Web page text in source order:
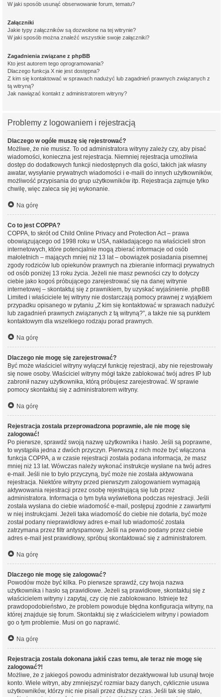
W jaki sposób usunąć obserwowanie forum, tematu?
Załączniki
Jakie typy załączników są dozwolone na tej witrynie?
W jaki sposób można znaleźć wszystkie swoje załączniki?
Zagadnienia związane z phpBB
Kto jest autorem tego oprogramowania?
Dlaczego funkcja X nie jest dostępna?
Z kim się kontaktować w sprawach nadużyć lub zagadnień prawnych związanych z
tą witryną?
Jak nawiązać kontakt z administratorem witryny?
Problemy z logowaniem i rejestracją
Dlaczego w ogóle muszę się rejestrować?
Możliwe, że nie musisz. To od administratora witryny zależy czy, aby pisać
wiadomości, konieczna jest rejestracja. Niemniej rejestracja umożliwia
dostęp do dodatkowych funkcji niedostępnych dla gości, takich jak własny
awatar, wysyłanie prywatnych wiadomości i e-maili do innych użytkowników,
możliwość przypisania do grup użytkowników itp. Rejestracja zajmuje tylko
chwilę, więc zaleca się jej wykonanie.
Na górę
Co to jest COPPA?
COPPA, to skrót od Child Online Privacy and Protection Act – prawa
obowiązującego od 1998 roku w USA, nakładającego na właścicieli stron
internetowych, które potencjalnie mogą zbierać informacje od osób
małoletnich – mających mniej niż 13 lat – obowiązek posiadania pisemnej
zgody rodziców lub opiekunów prawnych na zbieranie informacji prywatnych
od osób poniżej 13 roku życia. Jeżeli nie masz pewności czy to dotyczy
ciebie jako kogoś próbującego zarejestrować się na danej witrynie
internetowej – skontaktuj się z prawnikiem, by uzyskać wyjaśnienie. phpBB
Limited i właściciele tej witryny nie dostarczają pomocy prawnej z wyjątkiem
przypadku opisanego w pytaniu „Z kim się kontaktować w sprawach nadużyć
lub zagadnień prawnych związanych z tą witryną?”, a także nie są punktem
kontaktowym dla wszelkiego rodzaju porad prawnych.
Na górę
Dlaczego nie mogę się zarejestrować?
Być może właściciel witryny wyłączył funkcję rejestracji, aby nie rejestrowały
się nowe osoby. Właściciel witryny mógł także zablokować twój adres IP lub
zabronił nazwy użytkownika, którą próbujesz zarejestrować. W sprawie
pomocy skontaktuj się z administratorem witryny.
Na górę
Rejestracja została przeprowadzona poprawnie, ale nie mogę się
zalogować!
Po pierwsze, sprawdź swoją nazwę użytkownika i hasło. Jeśli są poprawne,
to wystąpiła jedna z dwóch przyczyn. Pierwszą z nich może być włączona
funkcja COPPA, a w czasie rejestracji została podana informacja, że masz
mniej niż 13 lat. Wówczas należy wykonać instrukcje wysłane na twój adres
e-mail. Jeśli nie to było przyczyną, być może nie została aktywowana
rejestracja. Niektóre witryny przed pierwszym zalogowaniem wymagają
aktywowania rejestracji przez osobę rejestrującą się lub przez
administratora. Informacja o tym była wyświetlona podczas rejestracji. Jeśli
została wysłana do ciebie wiadomość e-mail, postępuj zgodnie z zawartymi
w niej instrukcjami. Jeżeli taka wiadomość do ciebie nie dotarła, być może
został podany nieprawidłowy adres e-mail lub wiadomość została
zatrzymana przez filtr antyspamowy. Jeśli na pewno podany przez ciebie
adres e-mail jest prawidłowy, spróbuj skontaktować się z administratorem.
Na górę
Dlaczego nie mogę się zalogować?
Powodów może być kilka. Po pierwsze sprawdź, czy twoja nazwa
użytkownika i hasło są prawidłowe. Jeżeli są prawidłowe, skontaktuj się z
właścicielem witryny i zapytaj, czy cię nie zablokowano. Istnieje też
prawdopodobieństwo, że problem powoduje błędna konfiguracja witryny, na
której znajduje się forum. Skontaktuj się z właścicielem witryny i powiadom
go o tym problemie. Musi on go naprawić.
Na górę
Rejestracja została dokonana jakiś czas temu, ale teraz nie mogę się
zalogować?!
Możliwe, że z jakiegoś powodu administrator dezaktywował lub usunął twoje
konto. Wiele witryn, aby zmniejszyć rozmiar bazy danych, cyklicznie usuwa
użytkowników, którzy nic nie pisali przez dłuższy czas. Jeśli tak się stało,